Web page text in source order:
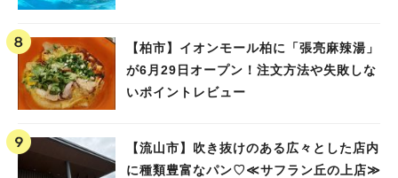
【柏市】イオンモール柏に「張亮麻辣湯」
が6月29日オープン！注文方法や失敗しな
いポイントレビュー
【流山市】吹き抜けのある広々とした店内
に種類豊富なパン♡≪サフラン丘の上店≫